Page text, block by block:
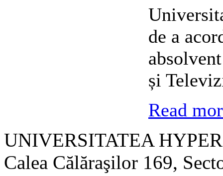
de a
și
Read
UNIVERSITATEA
Calea Călăraşilor 169,